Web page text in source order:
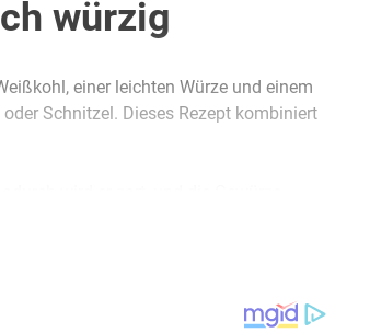
würzig
einer leichten Würze und einem
Schnitzel. Dieses Rezept kombiniert
gesund: Weißkohl ist reich an Vitamin C